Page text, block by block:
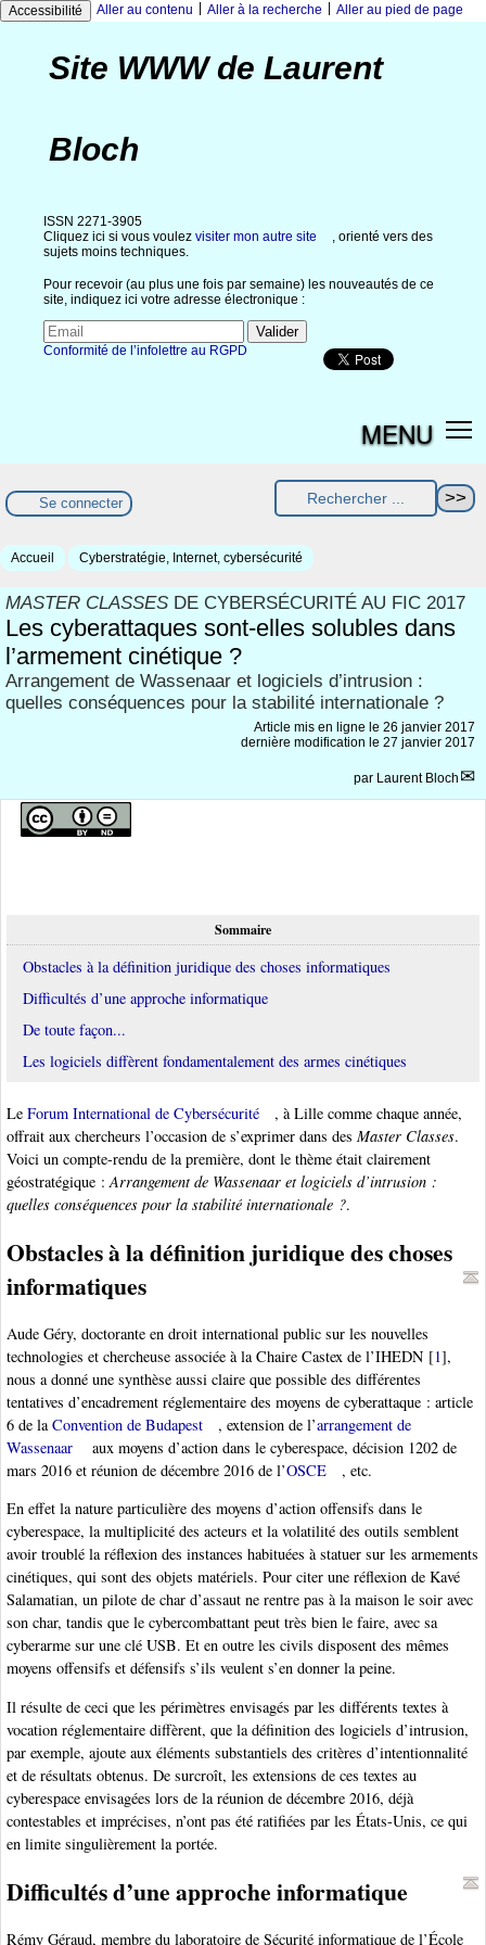
Accessibilité Aller au contenu Aller à la recherche Aller au pied de page
Site WWW de Laurent
Bloch
ISSN 2271-3905
Cliquez ici si vous voulez visiter mon autre site
, orienté vers des
sujets moins techniques.
Pour recevoir (au plus une fois par semaine) les nouveautés de ce
site, indiquez ici votre adresse électronique :
Conformité de l’infolettre au RGPD
MENU
Se connecter
Accueil Cyberstratégie, Internet, cybersécurité
MASTER CLASSES DE CYBERSÉCURITÉ AU FIC 2017
Les cyberattaques sont-elles solubles dans
l’armement cinétique ?
Arrangement de Wassenaar et logiciels d’intrusion :
quelles conséquences pour la stabilité internationale ?
Article mis en ligne le 26 janvier 2017
dernière modification le 27 janvier 2017
par Laurent Bloch
Sommaire
Obstacles à la définition juridique des choses informatiques
Difficultés d’une approche informatique
De toute façon...
Les logiciels diffèrent fondamentalement des armes cinétiques
Le Forum International de Cybersécurité
, à Lille comme chaque année,
offrait aux chercheurs l’occasion de s’exprimer dans des Master Classes.
Voici un compte-rendu de la première, dont le thème était clairement
géostratégique :Arrangement de Wassenaar et logiciels d’intrusion :
quelles conséquences pour la stabilité internationale ?.
Obstacles à la définition juridique des choses
informatiques
Aude Géry, doctorante en droit international public sur les nouvelles
technologies et chercheuse associée à la Chaire Castex de l’IHEDN [1],
nous a donné une synthèse aussi claire que possible des différentes
tentatives d’encadrement réglementaire des moyens de cyberattaque : article
6 de laConvention de Budapest , extension de l’arrangement de
Wassenaar
aux moyens d’action dans le cyberespace, décision 1202 de
mars 2016 et réunion de décembre 2016 de l’OSCE
, etc.
En effet la nature particulière des moyens d’action offensifs dans le
cyberespace, la multiplicité des acteurs et la volatilité des outils semblent
avoir troublé la réflexion des instances habituées à statuer sur les armements
cinétiques, qui sont des objets matériels. Pour citer une réflexion de Kavé
Salamatian, un pilote de char d’assaut ne rentre pas à la maison le soir avec
son char, tandis que le cybercombattant peut très bien le faire, avec sa
cyberarme sur une clé USB. Et en outre les civils disposent des mêmes
moyens offensifs et défensifs s’ils veulent s’en donner la peine.
Il résulte de ceci que les périmètres envisagés par les différents textes à
vocation réglementaire diffèrent, que la définition des logiciels d’intrusion,
par exemple, ajoute aux éléments substantiels des critères d’intentionnalité
et de résultats obtenus. De surcroît, les extensions de ces textes au
cyberespace envisagées lors de la réunion de décembre 2016, déjà
contestables et imprécises, n’ont pas été ratifiées par les États-Unis, ce qui
en limite singulièrement la portée.
Difficultés d’une approche informatique
Rémy Géraud, membre du laboratoire de Sécurité informatique de l’École